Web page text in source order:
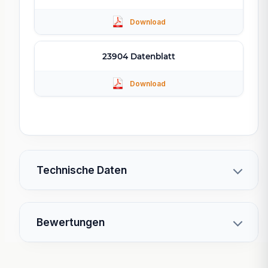
23904 Datenblatt
Technische Daten
Bewertungen